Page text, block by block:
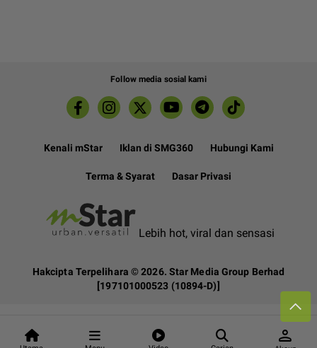
person
Follow media sosial kami
Kenali mStar Iklan di SMG360 Hubungi Kami
Terma & Syarat Dasar Privasi
Lebih hot, viral dan sensasi
Hakcipta Terpelihara ©2026. Star Media Group Berhad
[197101000523 (10894-D)]